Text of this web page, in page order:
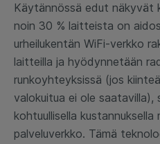
Käytännössä edut näkyvät
noin 30 % laitteista on
urheilukentän WiFi-verkko
laitteilla ja hyödynnetään
runkoyhteyksissä (jos
valokuitua ei ole saatavilla),
kohtuullisella kustannuksella
palveluverkko. Tämä